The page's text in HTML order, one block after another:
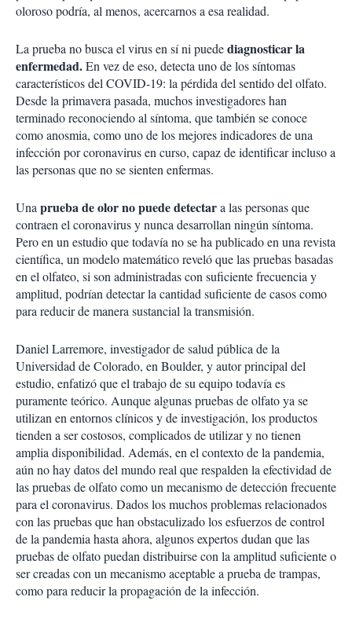
oloroso podría, al menos, acercarnos a esa realidad.
La prueba no busca el virus en sí ni puedediagnosticar la
enfermedad.En vez de eso, detecta uno de los síntomas
característicos del COVID-19: la pérdida del sentido del olfato.
Desde la primavera pasada, muchos investigadores han
terminado reconociendo al síntoma, que también se conoce
como anosmia, como uno de los mejores indicadores de una
infección por coronavirus en curso, capaz de identificar incluso a
las personas que no se sienten enfermas.
Unaprueba de olor no puede detectara las personas que
contraen el coronavirus y nunca desarrollan ningún síntoma.
Pero en un estudio que todavía no se ha publicado en una revista
científica, un modelo matemático reveló que las pruebas basadas
en el olfateo, si son administradas con suficiente frecuencia y
amplitud, podrían detectar la cantidad suficiente de casos como
para reducir de manera sustancial la transmisión.
Daniel Larremore, investigador de salud pública de la
Universidad de Colorado, en Boulder, y autor principal del
estudio, enfatizó que el trabajo de su equipo todavía es
puramente teórico. Aunque algunas pruebas de olfato ya se
utilizan en entornos clínicos y de investigación, los productos
tienden a ser costosos, complicados de utilizar y no tienen
amplia disponibilidad. Además, en el contexto de la pandemia,
aún no hay datos del mundo real que respalden la efectividad de
las pruebas de olfato como un mecanismo de detección frecuente
para el coronavirus. Dados los muchos problemas relacionados
con las pruebas que han obstaculizado los esfuerzos de control
de la pandemia hasta ahora, algunos expertos dudan que las
pruebas de olfato puedan distribuirse con la amplitud suficiente o
ser creadas con un mecanismo aceptable a prueba de trampas,
como para reducir la propagación de la infección.